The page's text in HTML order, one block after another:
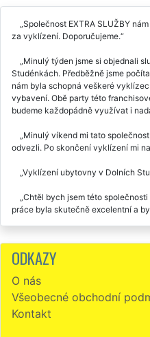
Společnost EXTRA SLUŽBY
za vyklízení. Doporučujeme.
Minulý týden jsme si objednali
Studénkách. Předběžně jsme
nám byla schopná veškeré
vybavení. Obě party této
budeme každopádně využívat i
Minulý víkend mi tato
odvezli. Po skončení vyklízení mi
Vyklízení ubytovny v Dolních
Chtěl bych jsem této
práce byla skutečně excelentní a
Studénkách bylo provedeno velmi
ODKAZY
O nás
Všeobecné obchodní
Kontakt